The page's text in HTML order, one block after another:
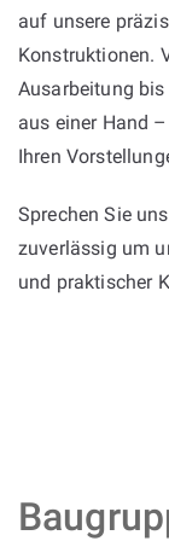
auf unsere
Konstruktionen.
Ausarbeitung
aus einer Hand
Ihren
Sprechen Sie
zuverlässig um
und praktischer